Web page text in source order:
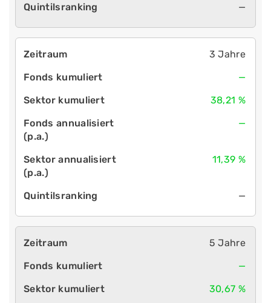
—
3 Jahre
—
38,21 %
—
11,39 %
—
5 Jahre
—
30,67 %